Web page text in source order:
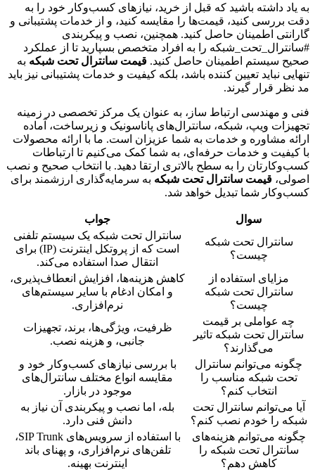
به یاد داشته باشید که قبل از خرید، نیازهای کسب‌وکار خود را به
دقت بررسی کنید، قیمت‌ها را مقایسه کنید، و از خدمات پشتیبانی و
گارانتی اطمینان حاصل کنید. همچنین، نصب و پیکربندی
#سانترال_تحت_شبکه را به افراد متخصص بسپارید تا از عملکرد
صحیح سیستم اطمینان حاصل کنید. قیمت سانترال تحت شبکه به
تنهایی نباید تعیین کننده باشد، بلکه کیفیت و خدمات پشتیبانی نیز باید
مد نظر قرار گیرند.
فنی و مهندسی ارتباط ساز، به عنوان یک مرکز تخصصی در زمینه
تجهیزات ویپ، شبکه، سانترال‌های پاناسونیک و زیرساخت، آماده
ارائه مشاوره و خدمات به شما عزیزان است. ما با ارائه محصولات
با کیفیت و خدمات حرفه‌ای، به شما کمک می‌کنیم تا ارتباطات
کسب‌وکارتان را به سطح بالاتری ارتقا دهید. با انتخاب صحیح و نصب
اصولی، قیمت سانترال تحت شبکه به سرمایه‌گذاری ارزشمند برای
کسب‌وکار شما تبدیل خواهد شد.
سوال
جواب
سانترال تحت شبکه
چیست؟
سانترال تحت شبکه یک سیستم تلفنی
است که از پروتکل اینترنت (IP) برای
انتقال صدا استفاده می‌کند.
مزایای استفاده از
سانترال تحت شبکه
چیست؟
کاهش هزینه‌ها، افزایش انعطاف‌پذیری،
و امکان ادغام با سایر سیستم‌های
نرم‌افزاری.
چه عواملی بر قیمت
سانترال تحت شبکه تاثیر
می‌گذارند؟
ظرفیت، ویژگی‌ها، برند، تجهیزات
جانبی، و هزینه نصب.
چگونه می‌توانم سانترال
تحت شبکه مناسب را
انتخاب کنم؟
با بررسی نیازهای کسب‌وکار خود و
مقایسه انواع مختلف سانترال‌های
موجود در بازار.
آیا می‌توانم سانترال تحت
شبکه را خودم نصب کنم؟
بله، اما نصب و پیکربندی آن نیاز به
دانش فنی دارد.
چگونه می‌توانم هزینه‌های
سانترال تحت شبکه را
کاهش دهم؟
با استفاده از سرویس‌های SIP Trunk،
تلفن‌های نرم‌افزاری، و پهنای باند
اینترنت بهینه.